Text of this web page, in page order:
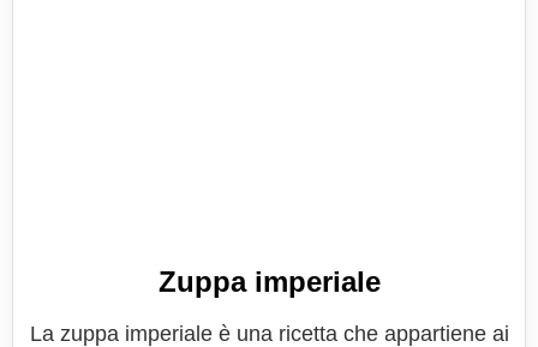
Zuppa imperiale
La zuppa imperiale è una ricetta che appartiene ai